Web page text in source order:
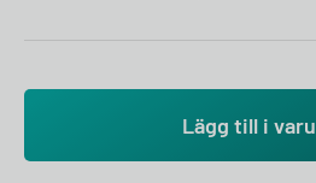
Lägg till i